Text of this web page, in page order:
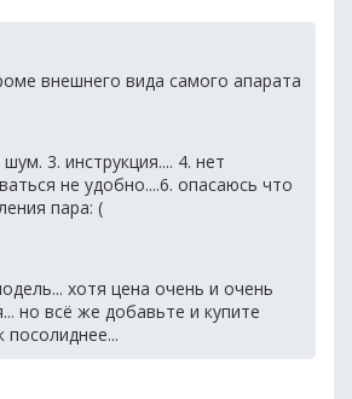
внешнего вида самого апарата
3. инструкция.... 4. нет
не удобно....6. опасаюсь что
пара: (
хотя цена очень и очень
но всё же добавьте и купите